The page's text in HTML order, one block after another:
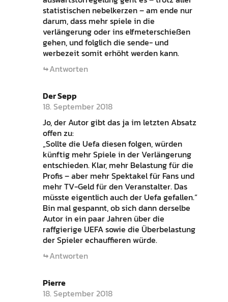
statistischen nebelkerzen – am ende nur
darum, dass mehr spiele in die
verlängerung oder ins elfmeterschießen
gehen, und folglich die sende- und
werbezeit somit erhöht werden kann.
Antworten
Der Sepp
18. September 2018
Jo, der Autor gibt das ja im letzten Absatz
offen zu:
„Sollte die Uefa diesen folgen, würden
künftig mehr Spiele in der Verlängerung
entschieden. Klar, mehr Belastung für die
Profis – aber mehr Spektakel für Fans und
mehr TV-Geld für den Veranstalter. Das
müsste eigentlich auch der Uefa gefallen.“
Bin mal gespannt, ob sich dann derselbe
Autor in ein paar Jahren über die
raffgierige UEFA sowie die Überbelastung
der Spieler echauffieren würde.
Antworten
Pierre
18. September 2018